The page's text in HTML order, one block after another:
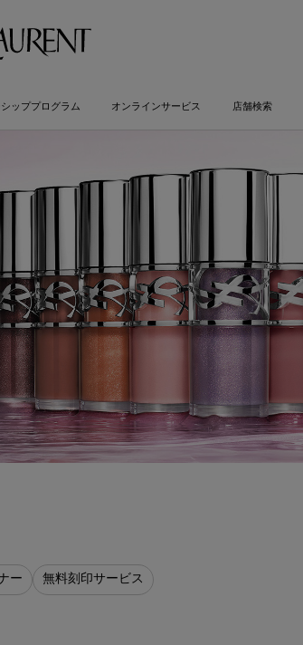
シッププログラム オンラインサービス 店舗検索
ー 無料刻印サービス